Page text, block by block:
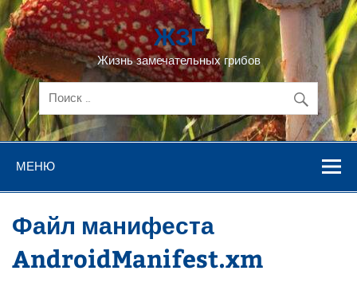
Перейти
к
содержимому
ЖЗГ
Жизнь замечательных грибов
МЕНЮ
Файл манифеста
AndroidManifest.xm